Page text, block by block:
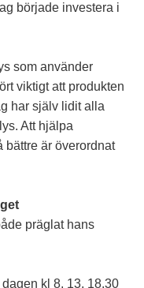
började investera i
som använder
viktigt att produkten
har själv lidit alla
Att hjälpa
bättre är överordnat
präglat hans
kl 8, 13, 18.30